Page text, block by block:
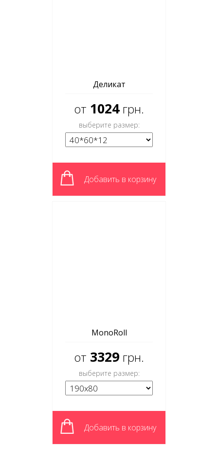
Деликат
от 1024 грн.
выберите размер:
Добавить в корзину
MonoRoll
от 3329 грн.
выберите размер:
Добавить в корзину